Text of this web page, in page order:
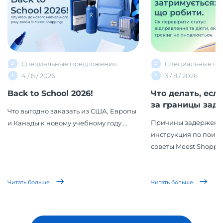
Специальные предложения
4 / 8 / 2026
Back to School 2026!
Что выгодно заказать из США, Европы
и Канады к новому учебному году....
Читать больше
Специальные
3 / 8 / 2026
Что делать,
за границы
Причины задержек,
инструкция по
советы Meest
Читать больше